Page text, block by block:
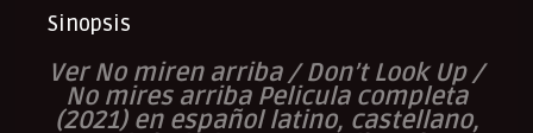
Sinopsis
Ver No miren arriba / Don’t Look Up /
No mires arriba Pelicula completa
(2021) en español latino, castellano,